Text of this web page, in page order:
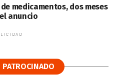
medicamentos, dos meses
anuncio